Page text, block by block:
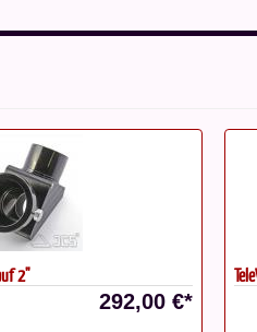
2"
292,00 €*